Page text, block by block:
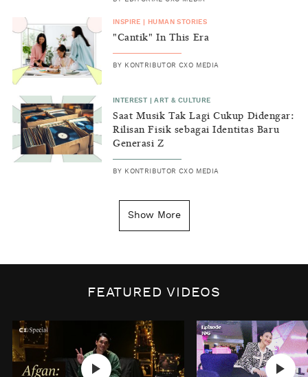
INSPIRE HUMAN STORIES
"Cantik" In This Era
BY KONTRIBUTOR CXO MEDIA
INTEREST |ART & CULTURE
Saat Musik Tak Lagi Cukup Didengar:
Rilisan Fisik sebagai Identitas Baru
Generasi Z
BY KONTRIBUTOR CXO MEDIA
Kenapa Tahun Baru Ditandai pada
Biaya Tersembunyi dari Insecurity
KONTRIBUTOR CXO MEDIA
INTEREST|HOME
No Place Like: Camping Ground
Show More
FEATURED VIDEOS